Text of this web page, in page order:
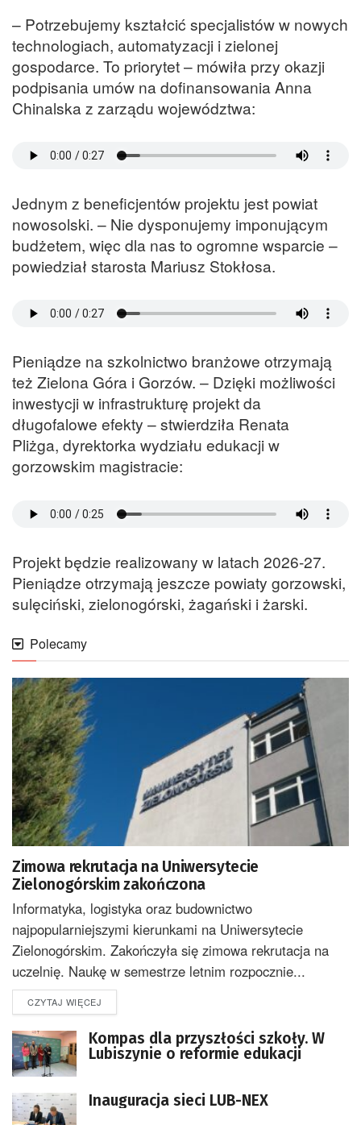
– Potrzebujemy kształcić specjalistów w nowych
technologiach, automatyzacji i zielonej
gospodarce. To priorytet – mówiła przy okazji
podpisania umów na dofinansowania Anna
Chinalska z zarządu województwa:
Jednym z beneficjentów projektu jest powiat
nowosolski. – Nie dysponujemy imponującym
budżetem, więc dla nas to ogromne wsparcie –
powiedział starosta Mariusz Stokłosa.
Pieniądze na szkolnictwo branżowe otrzymają
też Zielona Góra i Gorzów. – Dzięki możliwości
inwestycji w infrastrukturę projekt da
długofalowe efekty – stwierdziła Renata
Pliżga, dyrektorka wydziału edukacji w
gorzowskim magistracie:
Projekt będzie realizowany w latach 2026-27.
Pieniądze otrzymają jeszcze powiaty gorzowski,
sulęciński, zielonogórski, żagański i żarski.
Polecamy
Zimowa rekrutacja na Uniwersytecie
Zielonogórskim zakończona
Informatyka, logistyka oraz budownictwo
najpopularniejszymi kierunkami na Uniwersytecie
Zielonogórskim. Zakończyła się zimowa rekrutacja na
uczelnię. Naukę w semestrze letnim rozpocznie...
CZYTAJ WIĘCEJ
Kompas dla przyszłości szkoły. W
Lubiszynie o reformie edukacji
Inauguracja sieci LUB-NEX